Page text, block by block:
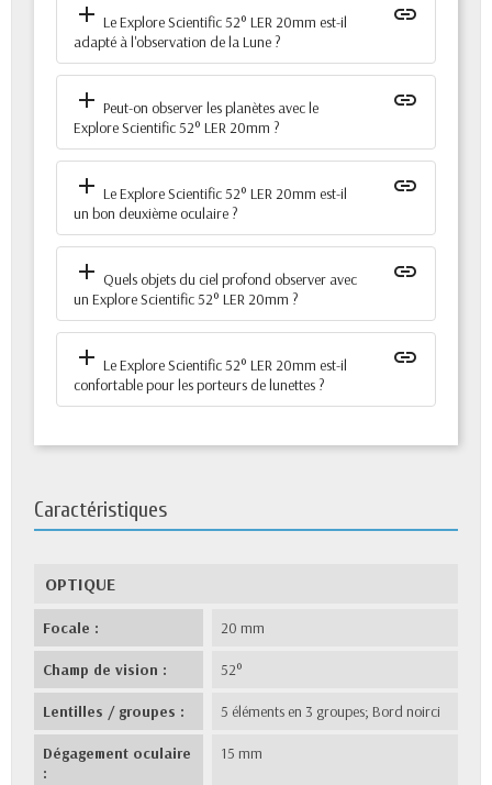
add Le Explore Scientific 52° LER 20mm est-il
adapté à l'observation de la Lune ?
insert_link
add Peut-on observer les planètes avec le
Explore Scientific 52° LER 20mm ?
insert_link
add Le Explore Scientific 52° LER 20mm est-il
un bon deuxième oculaire ?
insert_link
add Quels objets du ciel profond observer avec
un Explore Scientific 52° LER 20mm ?
insert_link
add Le Explore Scientific 52° LER 20mm est-il
confortable pour les porteurs de lunettes ?
insert_link
Caractéristiques
OPTIQUE
Focale : 20 mm
Champ de vision : 52°
Lentilles / groupes : 5 éléments en 3 groupes; Bord noirci
Dégagement oculaire
:
15 mm